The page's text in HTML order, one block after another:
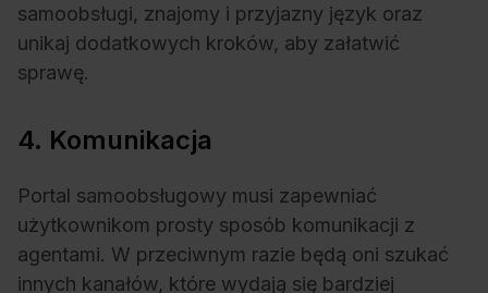
samoobsługi, znajomy i przyjazny język oraz
unikaj dodatkowych kroków, aby załatwić
sprawę.
4. Komunikacja
Portal samoobsługowy musi zapewniać
użytkownikom prosty sposób komunikacji z
agentami. W przeciwnym razie będą oni szukać
innych kanałów, które wydają się bardziej